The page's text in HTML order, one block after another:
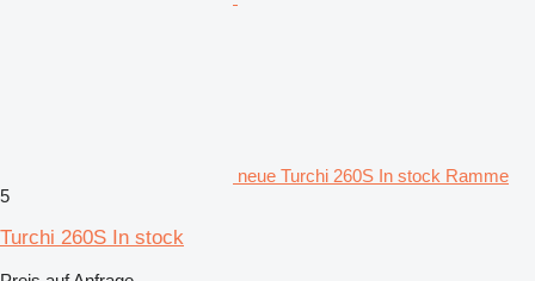
neue Turchi 260S In stock Ramme
5
Turchi 260S In stock